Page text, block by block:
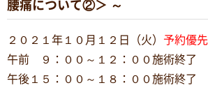
腰痛について②＞ ～
２０２１年１０月１２日（火） 予約優先
午前 ９：００～１２：００施術終了
午後１５：００～１８：００施術終了